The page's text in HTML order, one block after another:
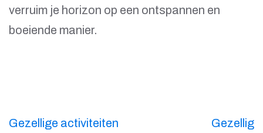
verruim je horizon op een ontspannen en
boeiende manier.
Berichtnavigatie
Gezellige activiteiten
Gezellig